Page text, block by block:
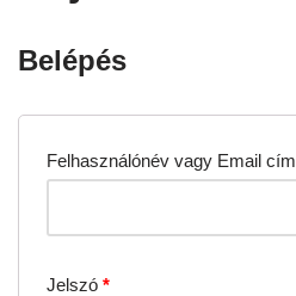
Belépés
Felhasználónév vagy Email cím
Jelszó *